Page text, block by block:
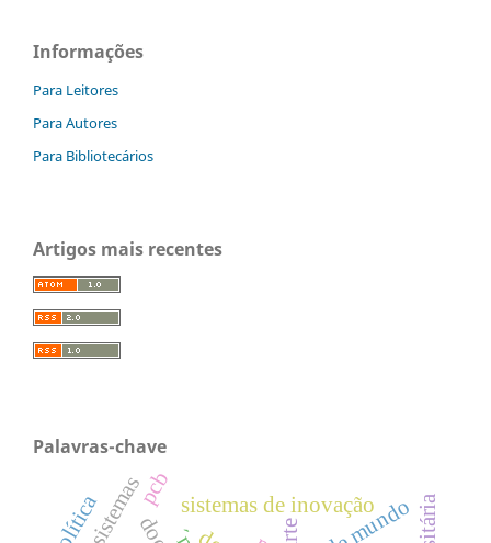
Informações
Para Leitores
Para Autores
Para Bibliotecários
Artigos mais recentes
Palavras-chave
sistemas de inovação
pcb
arte
política